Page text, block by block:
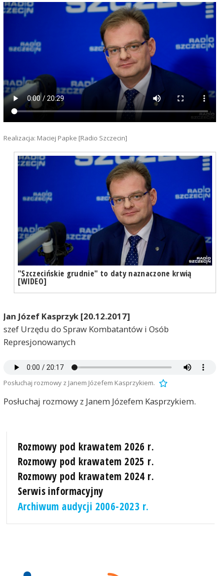
Realizacja: Maciej Papke [Radio Szczecin]
"Szczecińskie grudnie" to daty naznaczone krwią
[WIDEO]
Jan Józef Kasprzyk [20.12.2017]
szef Urzędu do Spraw Kombatantów i Osób
Represjonowanych
Posłuchaj rozmowy z Janem Józefem Kasprzykiem.
Posłuchaj rozmowy z Janem Józefem Kasprzykiem.
Rozmowy pod krawatem 2026 r.
Rozmowy pod krawatem 2025 r.
Rozmowy pod krawatem 2024 r.
Serwis informacyjny
Archiwum audycji 2006-2023 r.